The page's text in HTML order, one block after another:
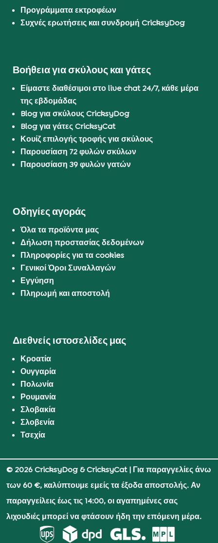
Προγράμματα εκτροφέων
Συχνές ερωτήσεις και συνδρομή CricksyDog
Βοήθεια για σκύλους και γάτες
Είμαστε διαθέσιμοι στο live chat 24/7, κάθε μέρα
της εβδομάδας
Blog για σκύλους CricksyDog
Blog για γάτες CricksyCat
Κουίζ επιλογής τροφής για σκύλους
Παρουσίαση 72 φυλών σκύλων
Παρουσίαση 39 φυλών γατών
Οδηγίες αγοράς
Όλα τα προϊόντα μας
Δήλωση προστασίας δεδομένων
Πληροφορίες για τα cookies
Γενικοί Όροι Συναλλαγών
Εγγύηση
Πληρωμή και αποστολή
Διεθνείς ιστοσελίδες μας
Κροατία
Ουγγαρία
Πολωνία
Ρουμανία
Σλοβακία
Σλοβενία
Τσεχία
© 2026 CricksyDog & CricksyCat| Για παραγγελίες άνω
των 60 €, καλύπτουμε εμείς τα έξοδα αποστολής. Αν
παραγγείλεις έως τις 14:00, οι αγαπημένες σας
λιχουδιές μπορεί να φτάσουν ήδη την επόμενη μέρα.